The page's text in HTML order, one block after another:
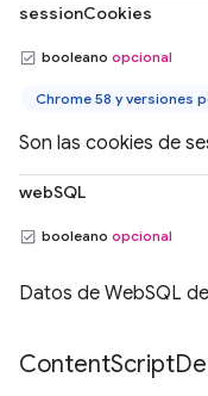
sessionCookies
booleano opcional
Chrome 58 y versiones
Son las cookies de
webSQL
booleano opcional
Datos de WebSQL
ContentScript